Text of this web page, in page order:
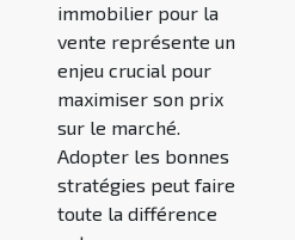
immobilier pour la
vente représente un
enjeu crucial pour
maximiser son prix
sur le marché.
Adopter les bonnes
stratégies peut faire
toute la différence